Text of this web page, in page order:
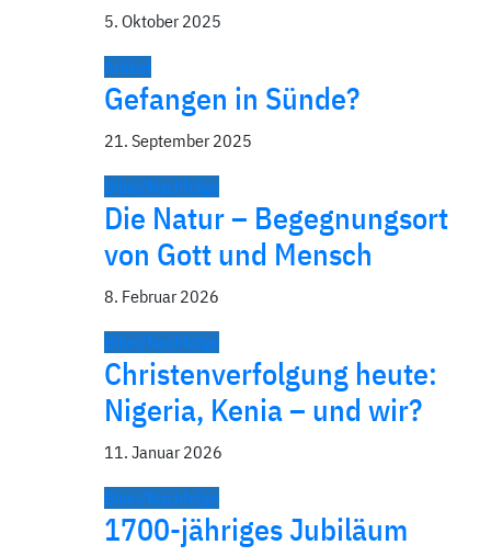
5. Oktober 2025
Artikel
Gefangen in Sünde?
21. September 2025
Bibel/Nachfolge
Die Natur – Begegnungsort
von Gott und Mensch
8. Februar 2026
Bibel/Nachfolge
Christenverfolgung heute:
Nigeria, Kenia – und wir?
11. Januar 2026
Bibel/Nachfolge
1700-jähriges Jubiläum